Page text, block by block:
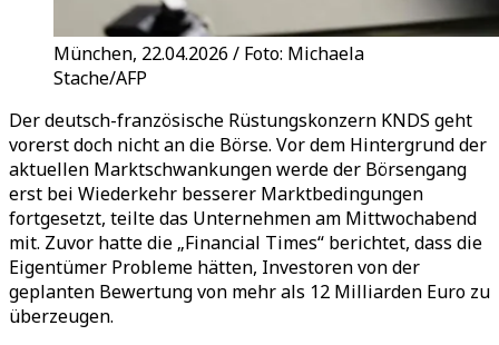
München, 22.04.2026 / Foto: Michaela
Stache/AFP
Der deutsch-französische Rüstungskonzern KNDS geht
vorerst doch nicht an die Börse. Vor dem Hintergrund der
aktuellen Marktschwankungen werde der Börsengang
erst bei Wiederkehr besserer Marktbedingungen
fortgesetzt, teilte das Unternehmen am Mittwochabend
mit. Zuvor hatte die „Financial Times“ berichtet, dass die
Eigentümer Probleme hätten, Investoren von der
geplanten Bewertung von mehr als 12 Milliarden Euro zu
überzeugen.